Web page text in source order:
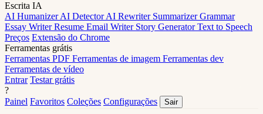
Escrita IA
AI HumanizerAI DetectorAI Rewriter SummarizerGrammar
Essay WriterResume Email Writer Story GeneratorText to Speech
Preços Extensão do Chrome
Ferramentas grátis
Ferramentas PDF Ferramentas de imagem Ferramentas dev
Ferramentas de vídeo
Entrar Testar grátis
?
Painel Favoritos Coleções Configurações Sair